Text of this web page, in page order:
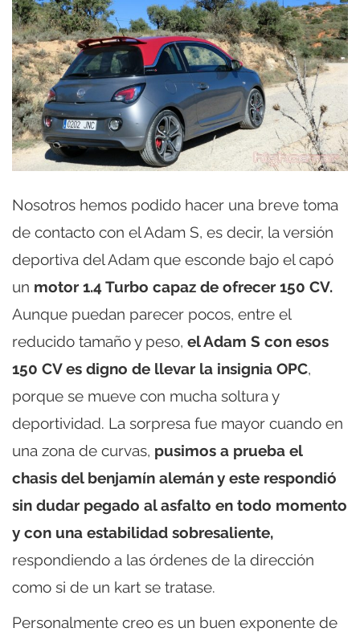
Nosotros hemos podido hacer una breve toma
de contacto con el Adam S, es decir, la versión
deportiva del Adam que esconde bajo el capó
un motor 1.4 Turbo capaz de ofrecer 150 CV.
Aunque puedan parecer pocos, entre el
reducido tamaño y peso, el Adam S con esos
150 CV es digno de llevar la insignia OPC,
porque se mueve con mucha soltura y
deportividad. La sorpresa fue mayor cuando en
una zona de curvas, pusimos a prueba el
chasis del benjamín alemán y este respondió
sin dudar pegado al asfalto en todo momento
y con una estabilidad sobresaliente,
respondiendo a las órdenes de la dirección
como si de un kart se tratase.
Personalmente creo es un buen exponente de